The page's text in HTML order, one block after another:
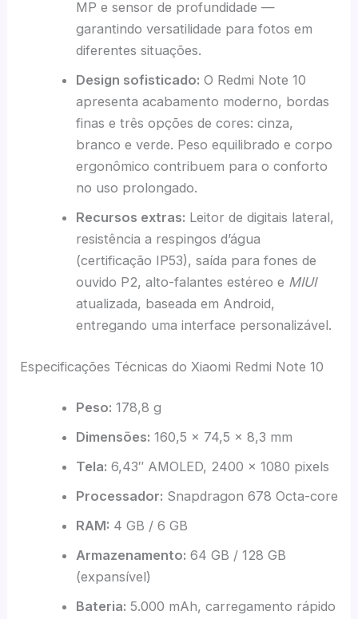
MP e sensor de profundidade —
garantindo versatilidade para fotos em
diferentes situações.
Design sofisticado: O Redmi Note 10
apresenta acabamento moderno, bordas
finas e três opções de cores: cinza,
branco e verde. Peso equilibrado e corpo
ergonômico contribuem para o conforto
no uso prolongado.
Recursos extras: Leitor de digitais lateral,
resistência a respingos d’água
(certificação IP53), saída para fones de
ouvido P2, alto-falantes estéreo e MIUI
atualizada, baseada em Android,
entregando uma interface personalizável.
Especificações Técnicas do Xiaomi Redmi Note 10
Peso: 178,8 g
Dimensões: 160,5 x 74,5 x 8,3 mm
Tela: 6,43″ AMOLED, 2400 x 1080 pixels
Processador: Snapdragon 678 Octa-core
RAM: 4 GB / 6 GB
Armazenamento: 64 GB / 128 GB
(expansível)
Bateria: 5.000 mAh, carregamento rápido